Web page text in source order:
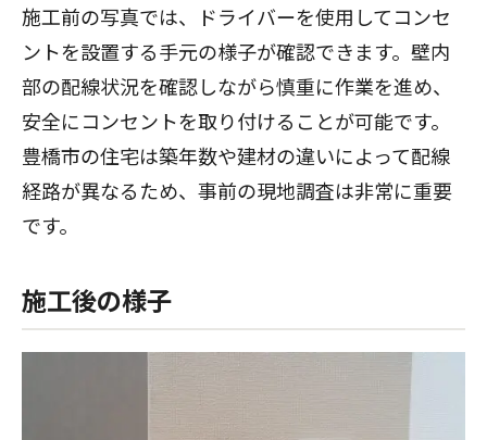
施工前の写真では、ドライバーを使用してコンセ
ントを設置する手元の様子が確認できます。壁内
部の配線状況を確認しながら慎重に作業を進め、
安全にコンセントを取り付けることが可能です。
豊橋市の住宅は築年数や建材の違いによって配線
経路が異なるため、事前の現地調査は非常に重要
です。
施工後の様子